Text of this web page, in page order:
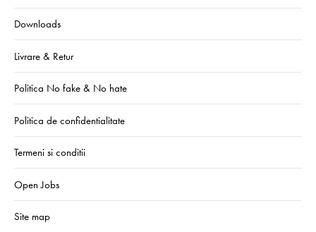
Downloads
Livrare & Retur
Politica No fake & No hate
Politica de confidentialitate
Termeni si conditii
Open Jobs
Site map